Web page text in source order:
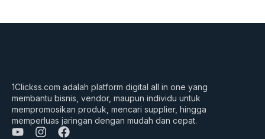
1Clickss.com adalah platform digital all in one yang
membantu bisnis, vendor, maupun individu untuk
mempromosikan produk, mencari supplier, hingga
memperluas jaringan dengan mudah dan cepat.
Y
I
F